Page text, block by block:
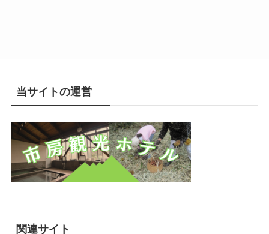
当サイトの運営
関連サイト